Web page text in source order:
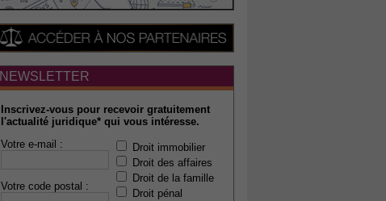
NEWSLETTER
Inscrivez-vous pour recevoir gratuitement
l'actualité juridique* qui vous intéresse.
Votre e-mail :
Votre code postal :
Droit immobilier
Droit des affaires
Droit de la famille
Droit pénal